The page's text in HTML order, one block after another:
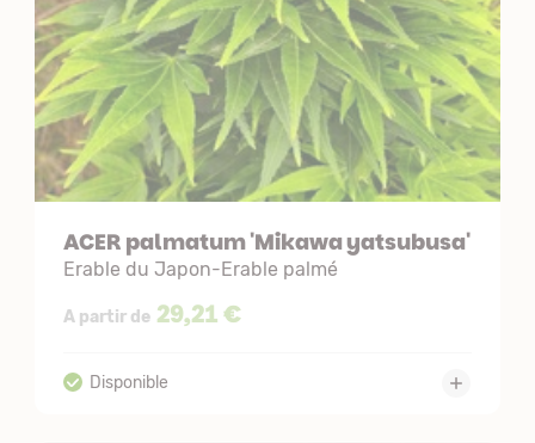
ACER palmatum 'Mikawa yatsubusa'
Erable du Japon-Erable palmé
A partir de 29,21 €